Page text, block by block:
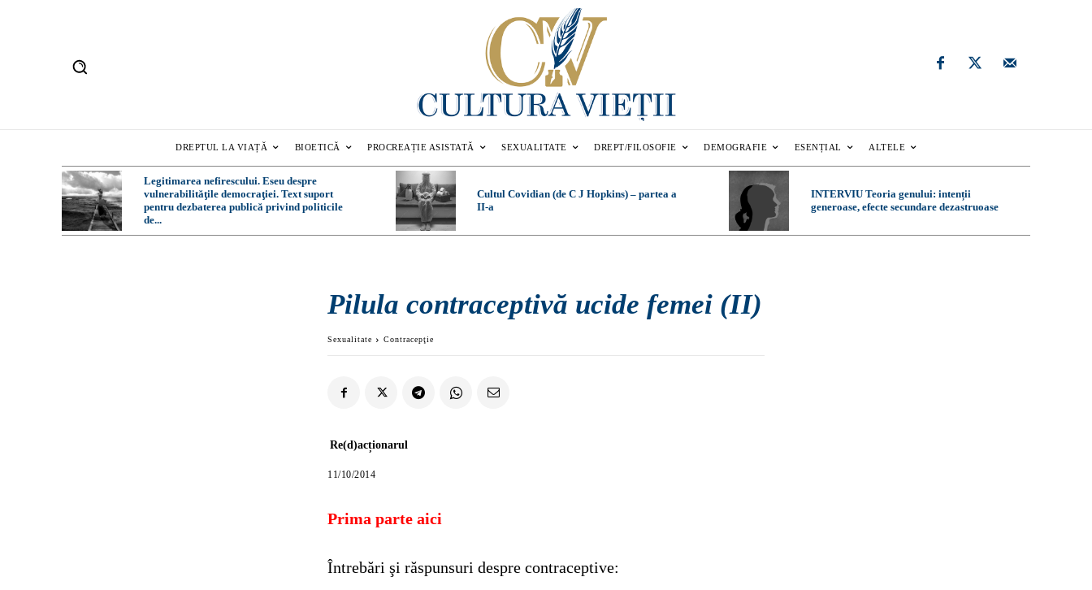
DREPTUL LA VIAȚĂ BIOETICĂ PROCREAȚIE ASISTATĂ SEXUALITATE DREPT/FILOSOFIE DEMOGRAFIE ESENȚIAL ALTELE
Legitimarea nefirescului. Eseu despre
vulnerabilităţile democraţiei. Text suport
pentru dezbaterea publică privind politicile
de...
Cultul Covidian (de C J Hopkins) – partea a
II-a
INTERVIU Teoria genului: intenții
generoase, efecte secundare dezastruoase
Pilula contraceptivă ucide femei (II)
Sexualitate Contracepţie
Re(d)acționarul
11/10/2014
Prima parte aici
Întrebări şi răspunsuri despre contraceptive: